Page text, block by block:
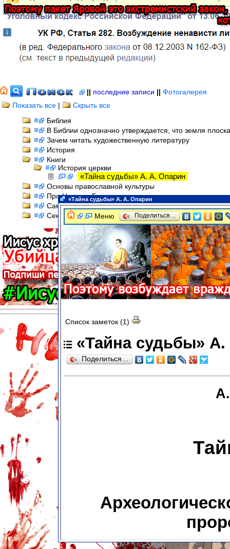
«Тайна судьбы» А. А. Опарин
|| последние записи || Фотогалерея
Показать все |
Скрыть все
Библия
В Библии однозначно утверждается, что земля
Зачем читать художественную литературу
История
Книги
История церкви
«Тайна судьбы» А. А. Опарин
Основы православной культуры
Про Царство Божье
Самоистязание
Секс и религия